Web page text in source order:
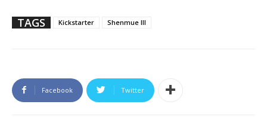
TAGS Kickstarter Shenmue III
Facebook Twitter